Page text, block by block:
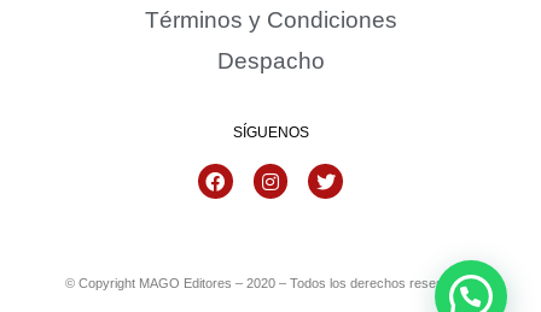
Términos y Condiciones
Despacho
SÍGUENOS
© Copyright MAGO Editores – 2020 – Todos los derechos reservados